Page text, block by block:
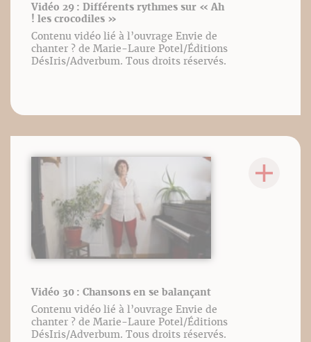
Vidéo 29 : Différents rythmes sur « Ah
! les crocodiles »
Contenu vidéo lié à l’ouvrage Envie de
chanter ? de Marie-Laure Potel/Éditions
DésIris/Adverbum. Tous droits réservés.
Vidéo 30 : Chansons en se balançant
Contenu vidéo lié à l’ouvrage Envie de
chanter ? de Marie-Laure Potel/Éditions
DésIris/Adverbum. Tous droits réservés.